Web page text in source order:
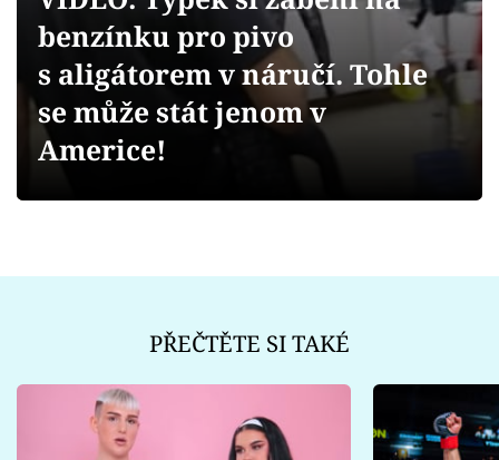
Videa
Sledujte prima+
benzínku pro pivo
s aligátorem v náručí. Tohle
se může stát jenom v
Americe!
PŘEČTĚTE SI TAKÉ